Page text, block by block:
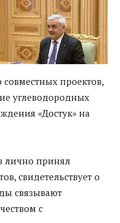
проектов,
углеводородных
«Достук» на
лично принял
свидетельствует о
связывают
с